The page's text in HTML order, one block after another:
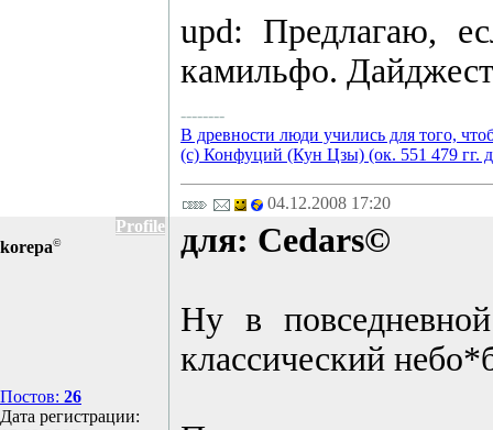
upd: Предлагаю,
камильфо.
--------
В древности люди учились для того,
(с) Конфуций (Кун Цзы) (ок. 551 479 гг.
04.12.2008 17:20
Profile
korepa©
Постов: 26
Дата регистрации:
для: Cedars©
Ну в
классический